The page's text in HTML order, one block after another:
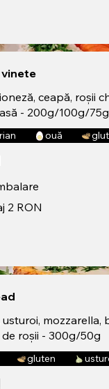
ceapă, roșii
- 200g/100g/75g
ouă
2 RON
usturoi, mozzarella,
de roșii - 300g/50g
gluten